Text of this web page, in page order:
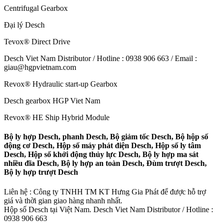
Centrifugal Gearbox
Đại lý Desch
Tevox® Direct Drive
Desch Viet Nam Distributor / Hotline : 0938 906 663 / Email :
giau@hgpvietnam.com
Revox® Hydraulic start-up Gearbox
Desch gearbox HGP Viet Nam
Revox® HE Ship Hybrid Module
Bộ ly hợp Desch, phanh Desch, Bộ giảm tốc Desch, Bộ hộp số
động cơ Desch, Hộp số máy phát điện Desch, Hộp số ly tâm
Desch, Hộp số khởi động thủy lực Desch, Bộ ly hợp ma sát
nhiều đĩa Desch, Bộ ly hợp an toàn Desch, Đùm trượt Desch,
Bộ ly hợp trượt Desch
Liên hệ : Công ty TNHH TM KT Hưng Gia Phát để được hỗ trợ
giá và thời gian giao hàng nhanh nhất.
Hộp số Desch tại Việt Nam. Desch Viet Nam Distributor / Hotline :
0938 906 663